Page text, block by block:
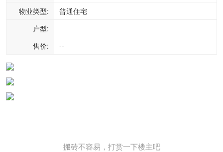
物业类型:
普通住宅
户型:
售价:
--
搬砖不容易，打赏一下楼主吧